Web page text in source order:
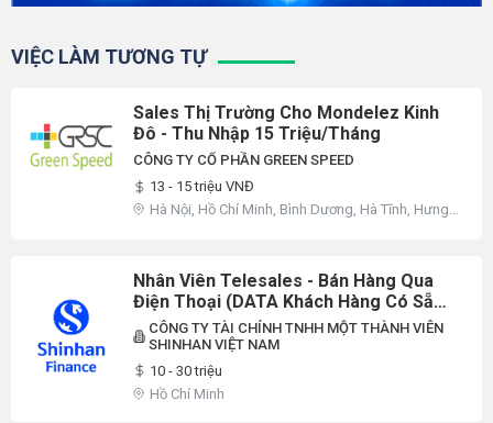
VIỆC LÀM TƯƠNG TỰ
Sales Thị Trường Cho Mondelez Kinh
Đô - Thu Nhập 15 Triệu/tháng
CÔNG TY CỔ PHẦN GREEN SPEED
13 - 15 triệu VNĐ
Hà Nội, Hồ Chí Minh, Bình Dương, Hà Tĩnh, Hưng
Nhân Viên Telesales - Bán Hàng Qua
Điện Thoại (DATA Khách Hàng Có Sẵn,
Không Đi Thị Trường) - Ưu Tiên Đi Làm
Ngay
CÔNG TY TÀI CHÍNH TNHH MỘT THÀNH VIÊN
SHINHAN VIỆT NAM
10 - 30 triệu
Hồ Chí Minh